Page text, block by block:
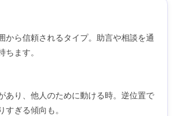
から信頼されるタイプ。助言や相談を通
ちます。
あり、他人のために動ける時。逆位置で
すぎる傾向も。